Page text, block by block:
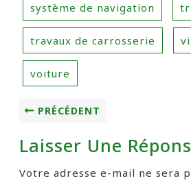
système de navigation
travaux de carrosserie
voiture
PRÉCÉDENT
Laisser Une
Votre adresse e-mail ne sera